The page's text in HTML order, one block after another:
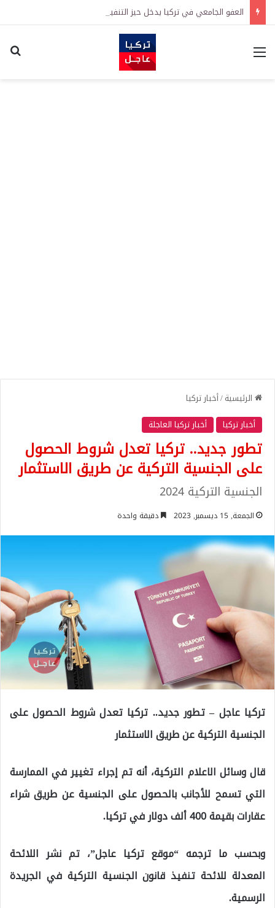
العفو الجامعي في تركيا يدخل حيز التنفيذ رسمياً
القائمة
الرئيسية/أخبار تركيا
أخبار تركيا
أخبار تركيا العاجلة
تطور جديد.. تركيا تعدل شروط الحصول
على الجنسية التركية عن طريق الاستثمار
الجنسية التركية 2024
الجمعة, 15 ديسمبر, 2023 دقيقة واحدة
تركيا عاجل – تطور جديد.. تركيا تعدل شروط الحصول على
الجنسية التركية عن طريق الاستثمار
قال وسائل الاعلام التركية، أنه تم إجراء تغيير في الممارسة
التي تسمح للأجانب بالحصول على الجنسية عن طريق شراء
عقارات بقيمة 400 ألف دولار في تركيا.
وبحسب ما ترجمه “موقع تركيا عاجل”، تم نشر اللائحة
المعدلة للائحة تنفيذ قانون الجنسية التركية في الجريدة
الرسمية.